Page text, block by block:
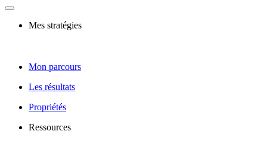
Mes stratégies
Mon parcours
Les résultats
Propriétés
Ressources